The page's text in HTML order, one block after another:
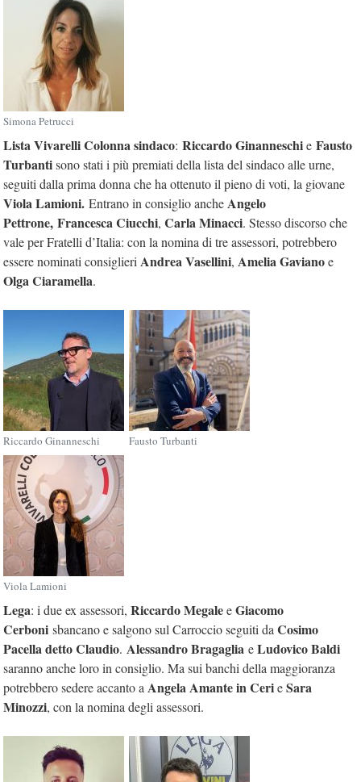
Simona Petrucci
Lista Vivarelli Colonna sindaco: Riccardo Ginanneschie Fausto
Turbantisono stati i più premiati della lista del sindaco alle urne,
seguiti dalla prima donna che ha ottenuto il pieno di voti, la giovane
Viola Lamioni. Entrano in consiglio ancheAngelo
Pettrone, Francesca Ciucchi, Carla Minacci. Stesso discorso che
vale per Fratelli d’Italia: con la nomina di tre assessori, potrebbero
essere nominati consiglieri Andrea Vasellini, Amelia Gavianoe
Olga Ciaramella.
Riccardo Ginanneschi Fausto Turbanti
Viola Lamioni
Lega: i due ex assessori, Riccardo MegaleeGiacomo
Cerboni sbancano e salgono sul Carroccio seguiti da Cosimo
Pacella detto Claudio. Alessandro Bragaglia eLudovico Baldi
saranno anche loro in consiglio. Ma sui banchi della maggioranza
potrebbero sedere accanto a Angela Amante in CerieSara
Minozzi, con la nomina degli assessori.